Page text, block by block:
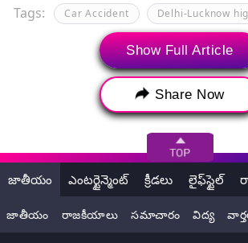
Tags: Car Accident Delhi-Lucknow
LIve breaking news headlines road
Uttar Pradesh Road
ఘోర రోడ్డు ప్రమాదం
Show Full Article
Share Now
జాతీయం ఎంటర్టైన్మెంట్ క్రీడలు లైఫ్‌స్టైల్
జాతీయం రాజకీయాలు సమాచారం విద్య